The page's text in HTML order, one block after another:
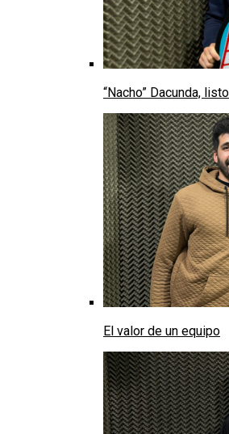
“Nacho” Dacunda,
El valor de un equipo